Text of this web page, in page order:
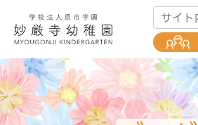
ン
ツ
へ
ス
ー
シ
ョ
ン